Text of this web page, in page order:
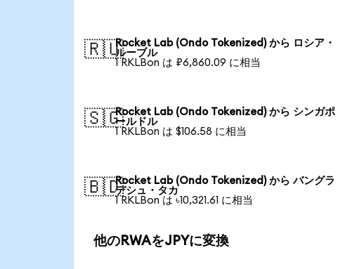
🇷🇺Rocket Lab (Ondo Tokenized) から ロシア・
ルーブル
1 RKLBon は ₽6,860.09 に相当
🇸🇬Rocket Lab (Ondo Tokenized) から シンガポ
ールドル
1 RKLBon は $106.58 に相当
🇧🇩Rocket Lab (Ondo Tokenized) から バングラ
デシュ・タカ
1 RKLBon は ৳10,321.61 に相当
他のRWAをJPYに変換